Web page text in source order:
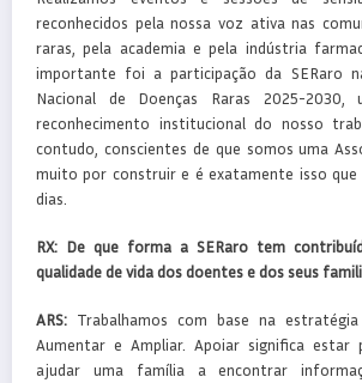
reconhecidos pela nossa voz ativa nas
raras, pela academia e pela indústria
importante foi a participação da SERaro
Nacional de Doenças Raras 2025-
reconhecimento institucional do nosso
contudo, conscientes de que somos uma
muito por construir e é exatamente isso
dias.
RX: De que forma a SERaro tem
qualidade de vida dos doentes e dos seus
ARS: Trabalhamos com base na estratégia
Aumentar e Ampliar. Apoiar significa estar
ajudar uma família a encontrar